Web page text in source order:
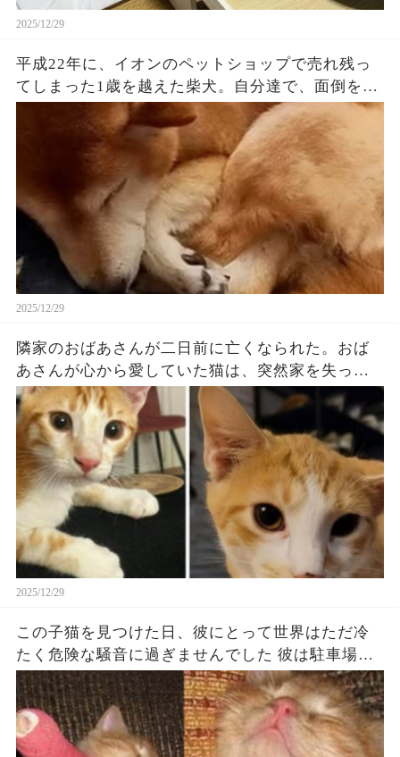
2025/12/29
平成22年に、イオンのペットショップで売れ残っ
てしまった1歳を越えた柴犬。自分達で、面倒を見
るから飼ってというから迎え入れました。そし
て、14年…令和6年、10月5日、テレビでは踊る大
捜査線の映画が流れている最中、苦しげな一鳴き
をして彼女は逝きました。くしくも織田裕二の名
セリフが流れるくらいのタイミングだったのか
な…（続）
2025/12/29
隣家のおばあさんが二日前に亡くなられた。おば
あさんが心から愛していた猫は、突然家を失って
しまった。昨日、近所の人たちがその猫を私の家
の玄関先に連れてきて、「今日中に新しい家が見
つからなければ、保護施設に送らなければならな
い」と言った。 私がその猫の迷いに満ちた小さな
目を見た時、こんなことにはさせられないと決心
した。 私の家にはもともと三匹の猫がいた...
（続）
2025/12/29
この子猫を見つけた日、彼にとって世界はただ冷
たく危険な騒音に過ぎませんでした 彼は駐車場の
湿った日陰にある茂みの下に横たわっていまし
た。生姜色の毛を持つ小さな体で、心を一瞬にし
て引き裂かれたのは、その静けさです。 それは眠
りの静けさではなく、苦しみと無気力に包まれた